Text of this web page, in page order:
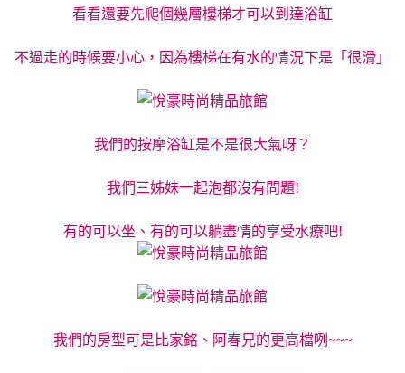
看看還要先爬個幾層樓梯才可以到達浴缸
不過走的時候要小心，因為樓梯在有水的情況下是「很滑」
我們的按摩浴缸是不是很大氣呀？
我們三姊妹一起泡都沒有問題!
有的可以坐、有的可以躺盡情的享受水療吧!
我們的房型可是比家銘、阿春兄的更高檔咧~~~